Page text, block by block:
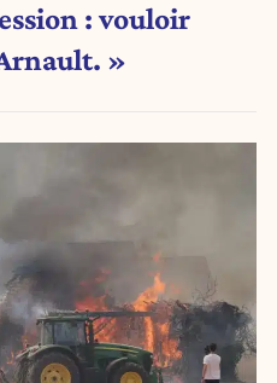
: vouloir
»